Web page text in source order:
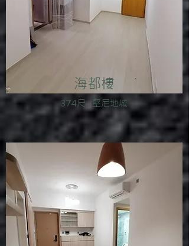
海都樓
374尺 , 堅尼地城